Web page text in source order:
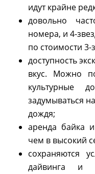
идут крайне
довольно
номера, и 4-
по стоимости 3-
доступность
вкус. Можно
культурные
задумываться
дождя;
аренда байка
чем в высокий
сохраняются
дайвинга и